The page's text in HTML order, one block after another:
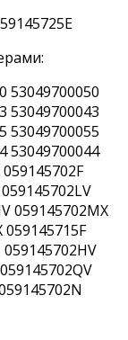
53049700050
53049700043
53049700055
53049700044
059145702MX
059145715F
059145702HV